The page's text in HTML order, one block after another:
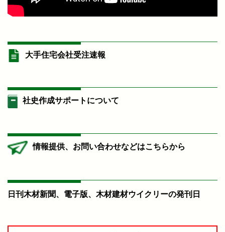
大手住宅会社受注速報
社史作成サポートについて
情報提供、お問い合わせなどはこちらから
日刊木材新聞、電子版、木材建材ウイクリーの発刊日